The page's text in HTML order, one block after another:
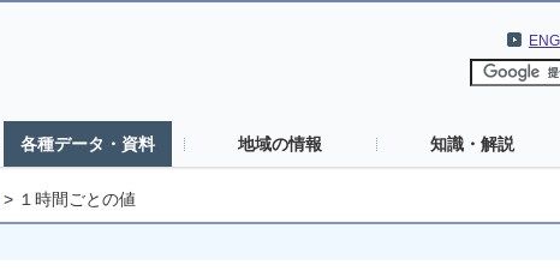
各種データ・資料 地域の情報 知識・解説
> １時間ごとの値